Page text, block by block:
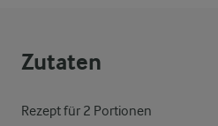
Zutaten
Rezept für 2 Portionen